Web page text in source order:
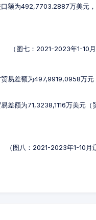
额为492,7703.2887万美元
（图七：2021-2023年1-10
易差额为497,9919,0958万
差额为71,3238,1116万美元
（图八：2021-2023年1-10月